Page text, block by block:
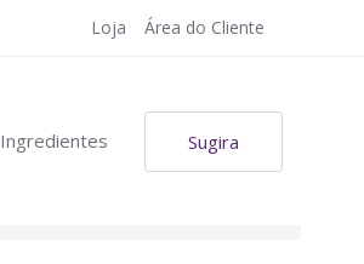
Loja Área do Cliente
Ingredientes Sugira